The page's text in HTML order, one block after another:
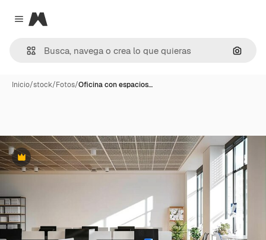
Close menu
Magnific
Inicio/stock/Fotos/Oficina con espacios…
Premium